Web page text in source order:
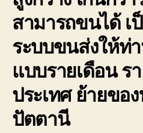
สามารถขนได้
ระบบขนส่งให้ท่
แบบรายเดือน ร
ประเทศ ย้ายขอ
ปัตตานี